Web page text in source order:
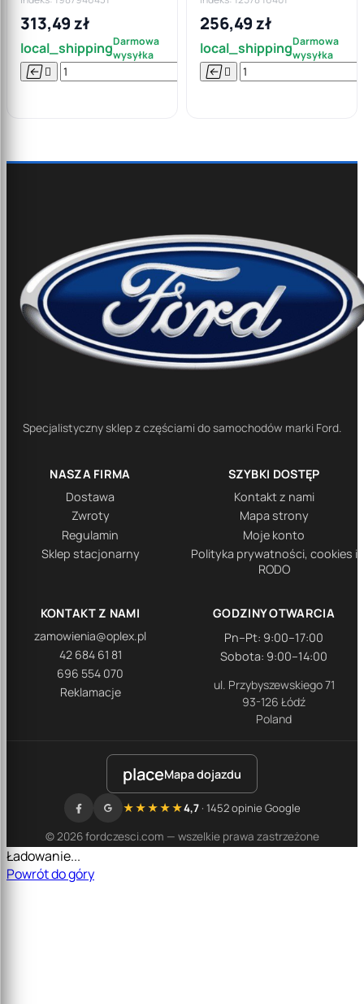
313,49 zł
local_shippingDarmowa
wysyłka
  

256,49 zł
local_shippingDarmowa
wysyłka
 
Specjalistyczny sklep z częściami do samochodów marki Ford.
NASZA FIRMA
Dostawa
Zwroty
Regulamin
Sklep stacjonarny
SZYBKI DOSTĘP
Kontakt z nami
Mapa strony
Moje konto
Polityka prywatności, cookies i
RODO
KONTAKT Z NAMI
zamowienia@oplex.pl
42 684 61 81
696 554 070
Reklamacje
GODZINY OTWARCIA
Pn–Pt: 9:00–17:00
Sobota: 9:00–14:00
ul. Przybyszewskiego 71
93-126 Łódź
Poland
placeMapa dojazdu
© 2026 fordczesci.com — wszelkie prawa zastrzeżone
★★★★★4,7· 1452 opinie Google
Ładowanie...
Powrót do góry